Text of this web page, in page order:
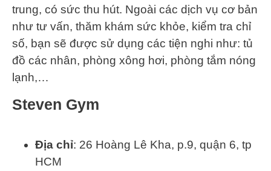
trung, có sức thu hút. Ngoài các dịch vụ cơ bản
như tư vấn, thăm khám sức khỏe, kiểm tra chỉ
số, bạn sẽ được sử dụng các tiện nghi như: tủ
đồ các nhân, phòng xông hơi, phòng tắm nóng
lạnh,…
Steven Gym
Địa chỉ: 26 Hoàng Lê Kha, p.9, quận 6, tp
HCM